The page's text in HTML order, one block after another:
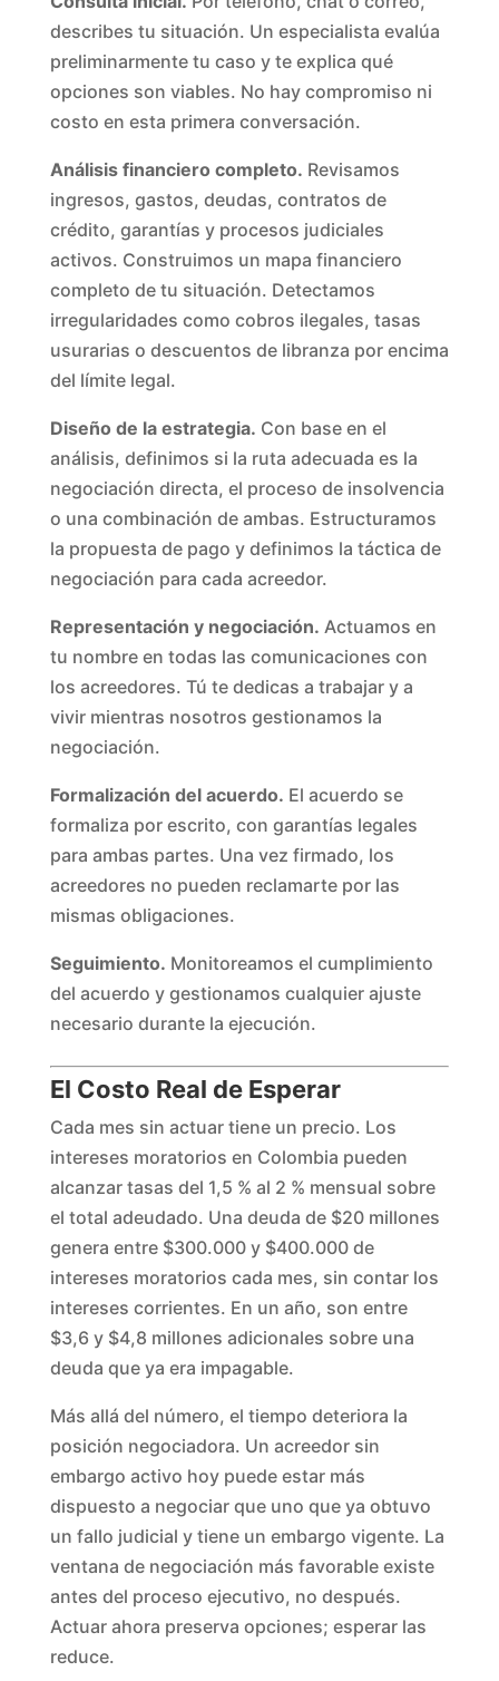
describes tu situación. Un especialista evalúa
preliminarmente tu caso y te explica qué
opciones son viables. No hay compromiso ni
costo en esta primera conversación.
Análisis financiero completo. Revisamos
ingresos, gastos, deudas, contratos de
crédito, garantías y procesos judiciales
activos. Construimos un mapa financiero
completo de tu situación. Detectamos
irregularidades como cobros ilegales, tasas
usurarias o descuentos de libranza por encima
del límite legal.
Diseño de la estrategia. Con base en el
análisis, definimos si la ruta adecuada es la
negociación directa, el proceso de insolvencia
o una combinación de ambas. Estructuramos
la propuesta de pago y definimos la táctica de
negociación para cada acreedor.
Representación y negociación. Actuamos en
tu nombre en todas las comunicaciones con
los acreedores. Tú te dedicas a trabajar y a
vivir mientras nosotros gestionamos la
negociación.
Formalización del acuerdo. El acuerdo se
formaliza por escrito, con garantías legales
para ambas partes. Una vez firmado, los
acreedores no pueden reclamarte por las
mismas obligaciones.
Seguimiento. Monitoreamos el cumplimiento
del acuerdo y gestionamos cualquier ajuste
necesario durante la ejecución.
El Costo Real de Esperar
Cada mes sin actuar tiene un precio. Los
intereses moratorios en Colombia pueden
alcanzar tasas del 1,5 % al 2 % mensual sobre
el total adeudado. Una deuda de $20 millones
genera entre $300.000 y $400.000 de
intereses moratorios cada mes, sin contar los
intereses corrientes. En un año, son entre
$3,6 y $4,8 millones adicionales sobre una
deuda que ya era impagable.
Más allá del número, el tiempo deteriora la
posición negociadora. Un acreedor sin
embargo activo hoy puede estar más
dispuesto a negociar que uno que ya obtuvo
un fallo judicial y tiene un embargo vigente. La
ventana de negociación más favorable existe
antes del proceso ejecutivo, no después.
Actuar ahora preserva opciones; esperar las
reduce.